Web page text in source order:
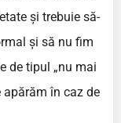
și trebuie să-
și să nu fim
de tipul „nu mai
în caz de